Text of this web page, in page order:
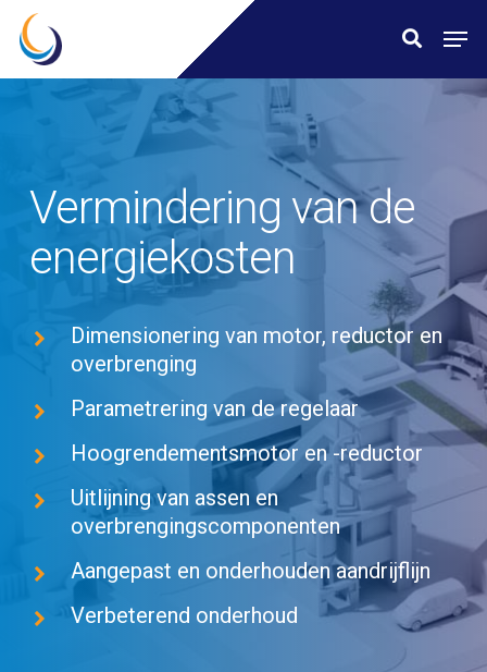
Skip
main
search
Vermindering van de
energiekosten
Dimensionering van motor, reductor en
overbrenging
Parametrering van de regelaar
Hoogrendementsmotor en -reductor
Uitlijning van assen en
overbrengingscomponenten
Aangepast en onderhouden aandrijflijn
Verbeterend onderhoud